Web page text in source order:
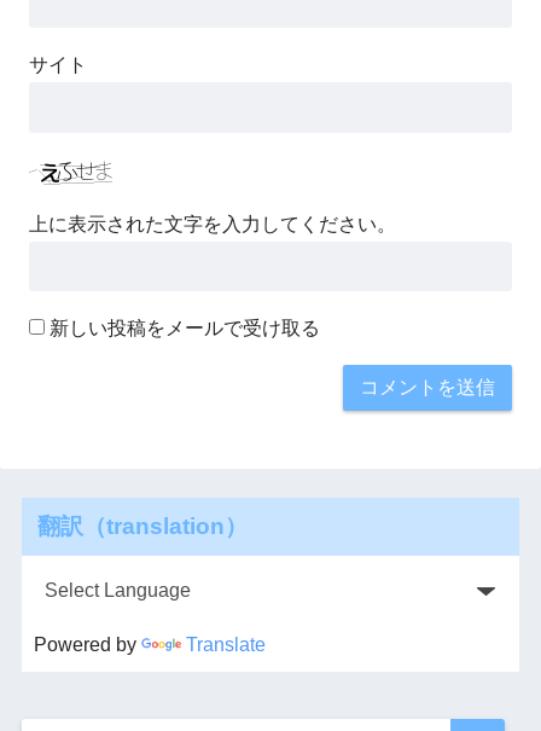
サイト
上に表示された文字を入力してください。
新しい投稿をメールで受け取る
翻訳（translation）
Powered by Translate